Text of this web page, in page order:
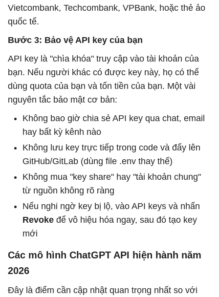
Vietcombank, Techcombank, VPBank, hoặc thẻ ảo
quốc tế.
Bước 3: Bảo vệ API key của bạn
API key là "chìa khóa" truy cập vào tài khoản của
bạn. Nếu người khác có được key này, họ có thể
dùng quota của bạn và tốn tiền của bạn. Một vài
nguyên tắc bảo mật cơ bản:
Không bao giờ chia sẻ API key qua chat, email
hay bất kỳ kênh nào
Không lưu key trực tiếp trong code và đẩy lên
GitHub/GitLab (dùng file .env thay thế)
Không mua "key share" hay "tài khoản chung"
từ nguồn không rõ ràng
Nếu nghi ngờ key bị lộ, vào API keys và nhấn
Revoke để vô hiệu hóa ngay, sau đó tạo key
mới
Các mô hình ChatGPT API hiện hành năm
2026
Đây là điểm cần cập nhật quan trọng nhất so với